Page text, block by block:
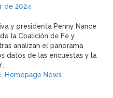
de 2024
y presidenta Penny Nance
la Coalición de Fe y
analizan el panorama
datos de las encuestas y la
, Homepage News